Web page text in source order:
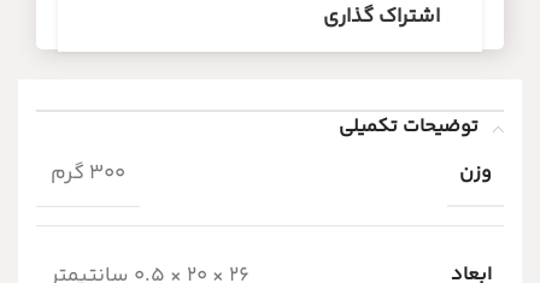
اشتراک گذاری
توضیحات تکمیلی
وزن
300 گرم
ابعاد 26 × 20 × 0.5 سانتیمتر